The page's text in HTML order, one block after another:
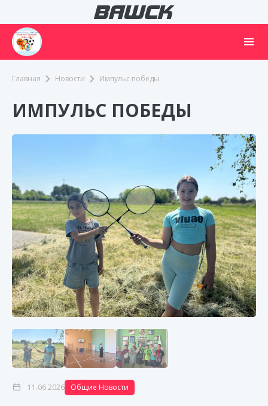
Главная Новости Импульс победы
ИМПУЛЬС ПОБЕДЫ
11.06.2026 Общие Новости